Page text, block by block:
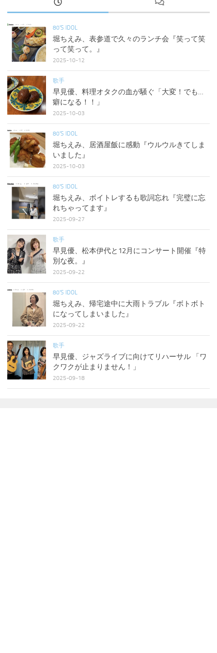
80'S IDOL
堀ちえみ、表参道で久々のランチ会『笑って笑
って笑って。』
2025-10-12
歌手
早見優、料理オタクの血が騒ぐ「大変！でも…
癖になる！！」
2025-10-03
80'S IDOL
堀ちえみ、居酒屋飯に感動『ウルウルきてしま
いました』
2025-10-03
80'S IDOL
堀ちえみ、ボイトレするも歌詞忘れ『完璧に忘
れちゃってます』
2025-09-27
歌手
早見優、松本伊代と12月にコンサート開催『特
別な夜。』
2025-09-22
80'S IDOL
堀ちえみ、帰宅途中に大雨トラブル『ボトボト
になってしまいました』
2025-09-22
歌手
早見優、ジャズライブに向けてリハーサル 「ワ
クワクが止まりません！」
2025-09-18